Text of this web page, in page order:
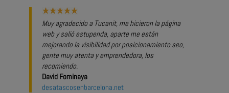
Muy agradecido a Tucanit, me hicieron la página
web y salió estupenda, aparte me están
mejorando la visibilidad por posicionamiento seo,
gente muy atenta y emprendedora, los
recomiendo.
David Fominaya
desatascosenbarcelona.net